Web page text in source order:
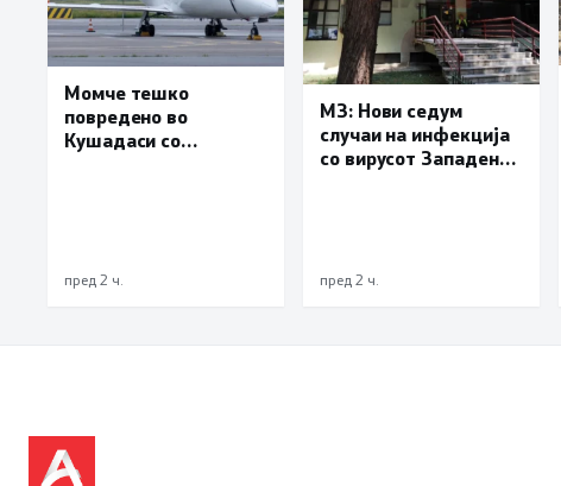
Момче тешко
повредено во
Кушадаси со
пред 2 ч.
МЗ: Нови седум
случаи на инфекција
со вирусот Западен
пред 2 ч.